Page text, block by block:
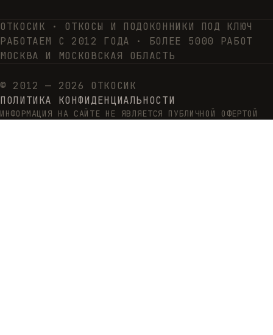
ОТКОСИК · ОТКОСЫ И ПОДОКОННИКИ ПОД КЛЮЧ
РАБОТАЕМ С 2012 ГОДА · БОЛЕЕ 5000 РАБОТ
МОСКВА И МОСКОВСКАЯ ОБЛАСТЬ
© 2012 — 2026 ОТКОСИК
ПОЛИТИКА КОНФИДЕНЦИАЛЬНОСТИ
ИНФОРМАЦИЯ НА САЙТЕ НЕ ЯВЛЯЕТСЯ ПУБЛИЧНОЙ ОФЕРТОЙ